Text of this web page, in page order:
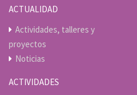
ACTUALIDAD
Actividades, talleres y
proyectos
Noticias
ACTIVIDADES